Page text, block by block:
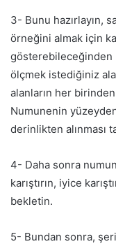
3- Bunu hazırlayın,
örneğini almak için
gösterebileceğinden
ölçmek istediğiniz
alanların her
Numunenin
derinlikten alınması
4- Daha sonra
karıştırın, iyice
bekletin.
5- Bundan sonra,